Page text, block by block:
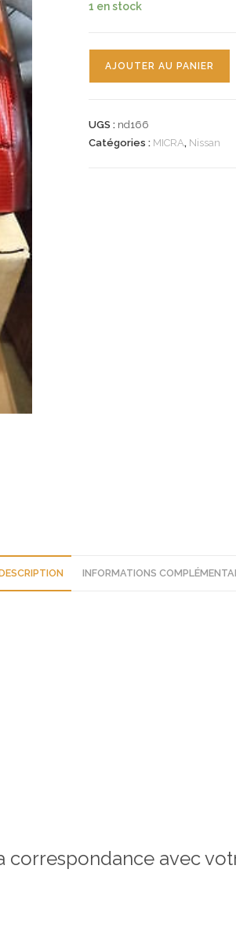
1 en stock
droit
AJOUTER AU PANIER
UGS : nd166
Catégories : MICRA, Nissan
INFORMATIONS
correspondance avec